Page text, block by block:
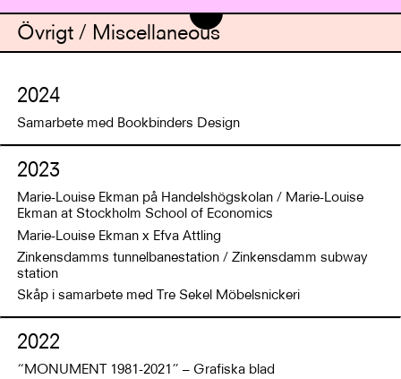
2024
Samarbete med Bookbinders Design
2023
Marie-Louise Ekman på Handelshögskolan / Marie-Louise
Ekman at Stockholm School of Economics
Marie-Louise Ekman x Efva Attling
Zinkensdamms tunnelbanestation / Zinkensdamm subway
station
Skåp i samarbete med Tre Sekel Möbelsnickeri
2022
“MONUMENT 1981-2021” – Grafiska blad
Övrigt / Miscellaneous